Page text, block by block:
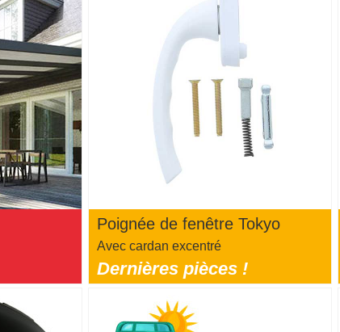
Poignée de fenêtre Tokyo
Avec cardan excentré
Dernières pièces !